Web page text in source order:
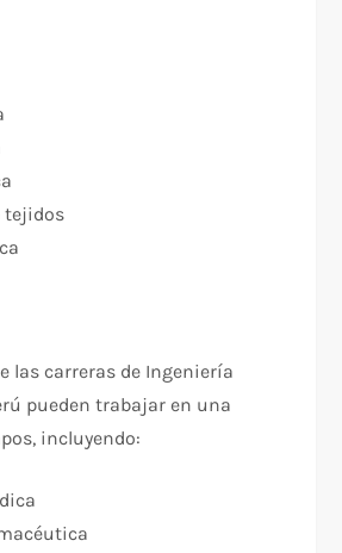
tejidos
las carreras de Ingeniería
pueden trabajar en una
incluyendo: